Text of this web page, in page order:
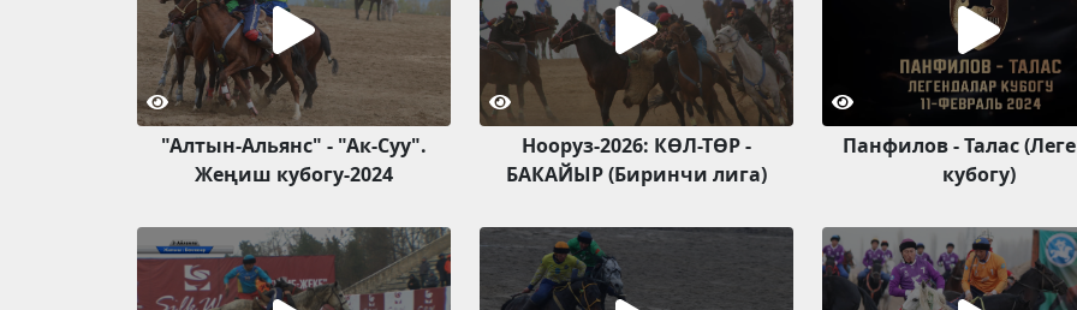
"Алтын-Альянс" - "Ак-Суу".
Жеңиш кубогу-2024
Нооруз-2026: КӨЛ-ТӨР -
БАКАЙЫР (Биринчи лига)
Панфилов - Талас
кубогу)